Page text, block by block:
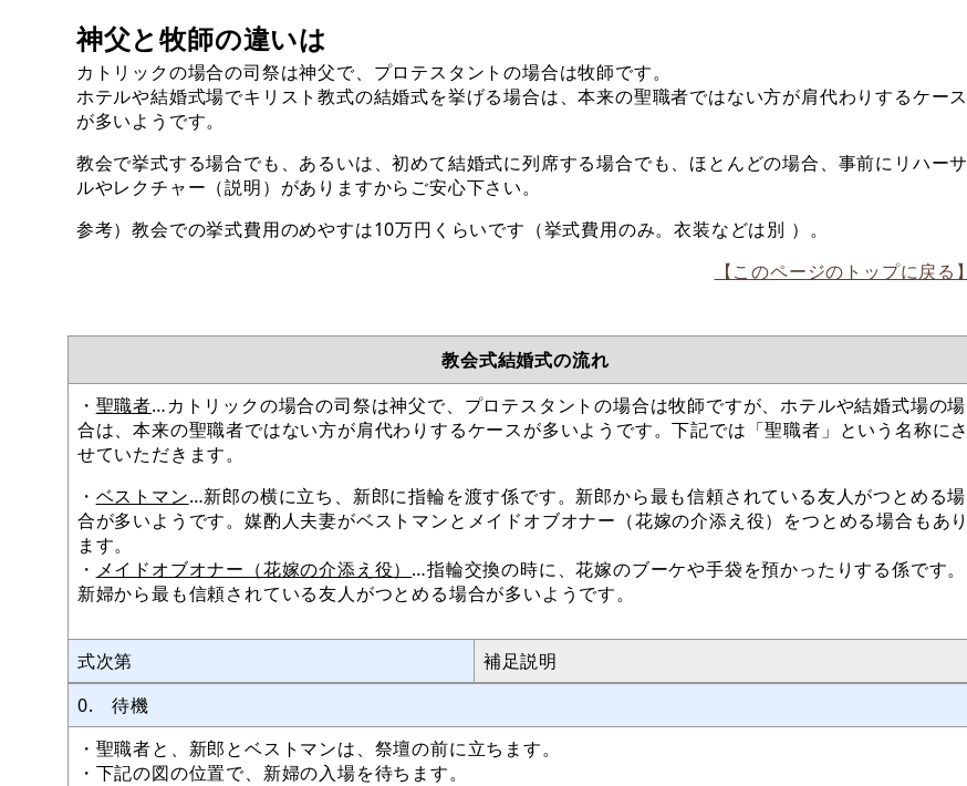
神父と牧師の違いは
カトリックの場合の司祭は神父で、プロテスタントの場合は牧師です。
ホテルや結婚式場でキリスト教式の結婚式を挙げる場合は、本来の聖職者ではない方が肩代わりするケース
が多いようです。
教会で挙式する場合でも、あるいは、初めて結婚式に列席する場合でも、ほとんどの場合、事前にリハーサ
ルやレクチャー（説明）がありますからご安心下さい。
参考）教会での挙式費用のめやすは10万円くらいです（挙式費用のみ。衣装などは別 ）。
【このページのトップに戻る】
教会式結婚式の流れ
・ 聖職者…カトリックの場合の司祭は神父で、プロテスタントの場合は牧師ですが、ホテルや結婚式場の場
合は、本来の聖職者ではない方が肩代わりするケースが多いようです。下記では「聖職者」という名称にさ
せていただきます。
・ ベストマン…新郎の横に立ち、新郎に指輪を渡す係です。新郎から最も信頼されている友人がつとめる場
合が多いようです。媒酌人夫妻がベストマンとメイドオブオナー（花嫁の介添え役）をつとめる場合もあり
ます。
・ メイドオブオナー（花嫁の介添え役） …指輪交換の時に、花嫁のブーケや手袋を預かったりする係です。
新婦から最も信頼されている友人がつとめる場合が多いようです。
式次第
補足説明
0. 待機
・聖職者と、新郎とベストマンは、祭壇の前に立ちます。
・下記の図の位置で、新婦の入場を待ちます。